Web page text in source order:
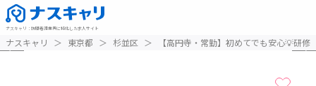
ナスキャリ ： 訪問看護業界に特化した求人サイト
ナスキャリ ＞ 東京都 ＞ 杉並区 ＞ 【高円寺・常勤】初めてでも安心💡研